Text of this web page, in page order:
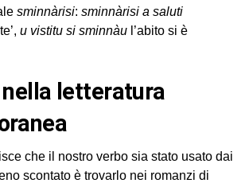
sminnàrisi: sminnàrisi a saluti
u vistitu si sminnàul’abito si è
nella letteratura
che il nostro verbo sia stato usato dai
scontato è trovarlo nei romanzi di